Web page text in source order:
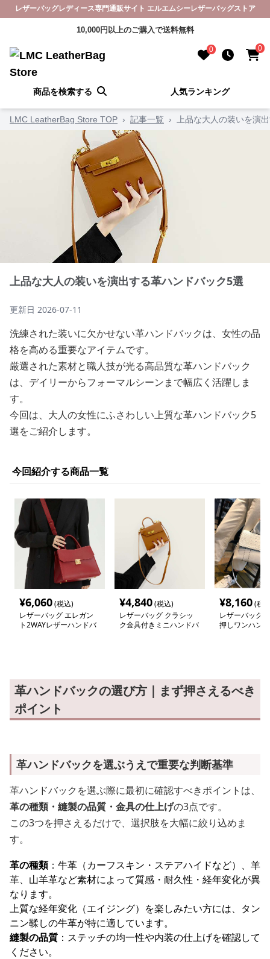
レザーバッグレディース専門通販サイト エルエムシーレザーバッグストア
10,000円以上のご購入で送料無料
0 0
商品を検索する 人気ランキング
LMC LeatherBag Store TOP › 記事一覧 › 上品な大人の装いを演
上品な大人の装いを演出する革ハンドバック5選
更新日 2026-07-11
洗練された装いに欠かせない革ハンドバックは、女性の品
格を高める重要なアイテムです。
厳選された素材と職人技が光る高品質な革ハンドバック
は、デイリーからフォーマルシーンまで幅広く活躍しま
す。
今回は、大人の女性にふさわしい上質な革ハンドバック5
選をご紹介します。
今回紹介する商品一覧
¥6,060(税込)
レザーバッグ エレガン
ト2WAYレザーハンドバ
¥4,840(税込)
レザーバッグ クラシッ
ク金具付きミニハンドバ
¥8,160(税
レザーバッグ
押しワンハン
革ハンドバックの選び方｜まず押さえるべき
ポイント
革ハンドバックを選ぶうえで重要な判断基準
革ハンドバックを選ぶ際に最初に確認すべきポイントは、
革の種類・縫製の品質・金具の仕上げの3点です。
この3つを押さえるだけで、選択肢を大幅に絞り込めま
す。
革の種類：牛革（カーフスキン・ステアハイドなど）、羊
革、山羊革など素材によって質感・耐久性・経年変化が異
なります。
上質な経年変化（エイジング）を楽しみたい方には、タン
ニン鞣しの牛革が特に適しています。
縫製の品質 ：ステッチの均一性や内装の仕上げを確認して
ください。